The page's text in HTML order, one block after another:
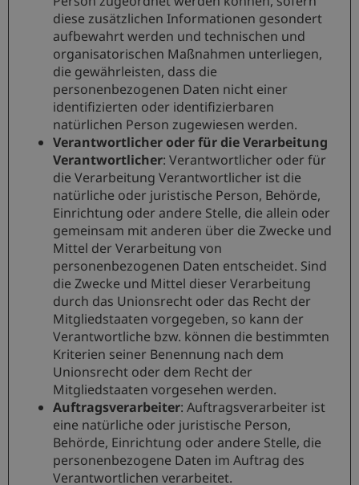
diese zusätzlichen Informationen gesondert
aufbewahrt werden und technischen und
organisatorischen Maßnahmen unterliegen,
die gewährleisten, dass die
personenbezogenen Daten nicht einer
identifizierten oder identifizierbaren
natürlichen Person zugewiesen werden.
Verantwortlicher oder für die Verarbeitung
Verantwortlicher: Verantwortlicher oder für
die Verarbeitung Verantwortlicher ist die
natürliche oder juristische Person, Behörde,
Einrichtung oder andere Stelle, die allein oder
gemeinsam mit anderen über die Zwecke und
Mittel der Verarbeitung von
personenbezogenen Daten entscheidet. Sind
die Zwecke und Mittel dieser Verarbeitung
durch das Unionsrecht oder das Recht der
Mitgliedstaaten vorgegeben, so kann der
Verantwortliche bzw. können die bestimmten
Kriterien seiner Benennung nach dem
Unionsrecht oder dem Recht der
Mitgliedstaaten vorgesehen werden.
Auftragsverarbeiter: Auftragsverarbeiter ist
eine natürliche oder juristische Person,
Behörde, Einrichtung oder andere Stelle, die
personenbezogene Daten im Auftrag des
Verantwortlichen verarbeitet.